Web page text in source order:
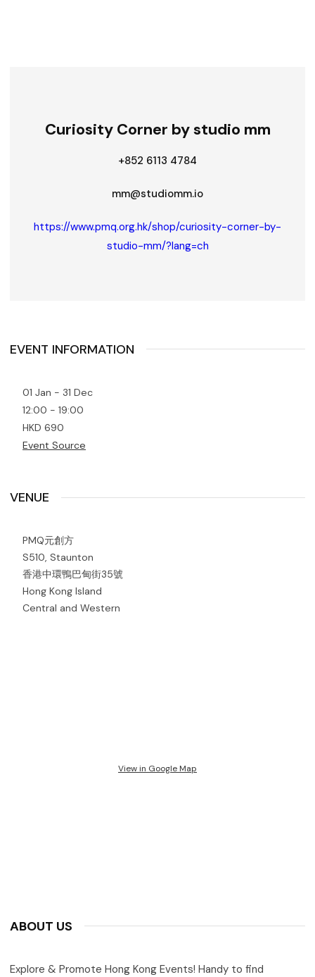
Curiosity Corner by studio mm
+852 6113 4784
mm@studiomm.io
https://www.pmq.org.hk/shop/curiosity-corner-by-
studio-mm/?lang=ch
EVENT INFORMATION
01 Jan - 31 Dec
12:00 - 19:00
HKD 690
Event Source
VENUE
PMQ元創方
S510, Staunton
香港中環鴨巴甸街35號
Hong Kong Island
Central and Western
View in Google Map
ABOUT US
Explore & Promote Hong Kong Events! Handy to find